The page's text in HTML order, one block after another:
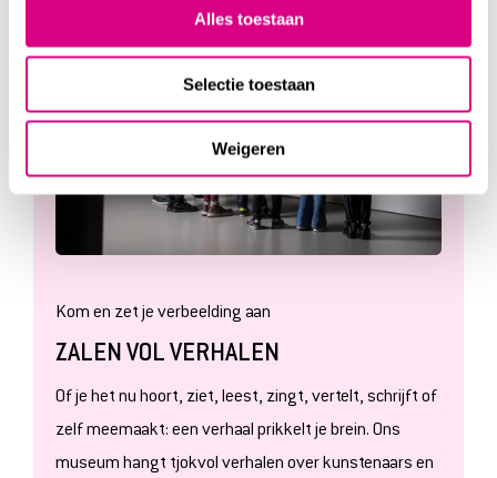
Alles toestaan
Selectie toestaan
Weigeren
Kom en zet je verbeelding aan
ZALEN VOL VERHALEN
Of je het nu hoort, ziet, leest, zingt, vertelt, schrijft of
zelf meemaakt: een verhaal prikkelt je brein. Ons
museum hangt tjokvol verhalen over kunstenaars en